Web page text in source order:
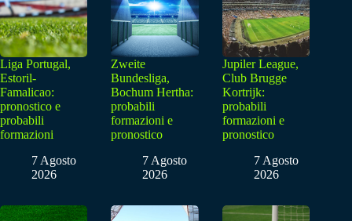
Liga Portugal,
Estoril-
Famalicao:
pronostico e
probabili
formazioni
7 Agosto
2026
Zweite
Bundesliga,
Bochum Hertha:
probabili
formazioni e
pronostico
7 Agosto
2026
Jupiler League,
Club Brugge
Kortrijk:
probabili
formazioni e
pronostico
7 Agosto
2026